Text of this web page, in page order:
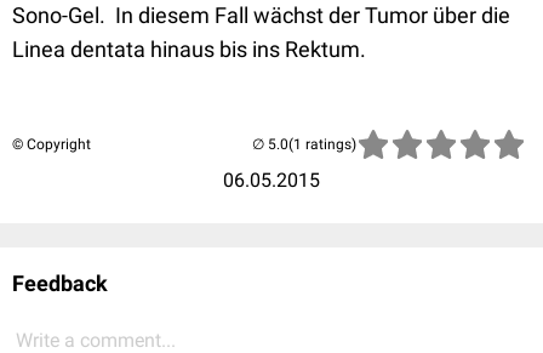
Sono-Gel. In diesem Fall wächst der Tumor über die
Linea dentata hinaus bis ins Rektum.
© Copyright
06.05.2015
(1 ratings)
Feedback
Write a comment...